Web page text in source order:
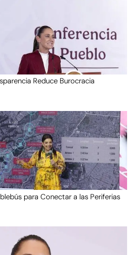
Reduce Burocracia
para Conectar a las Periferias